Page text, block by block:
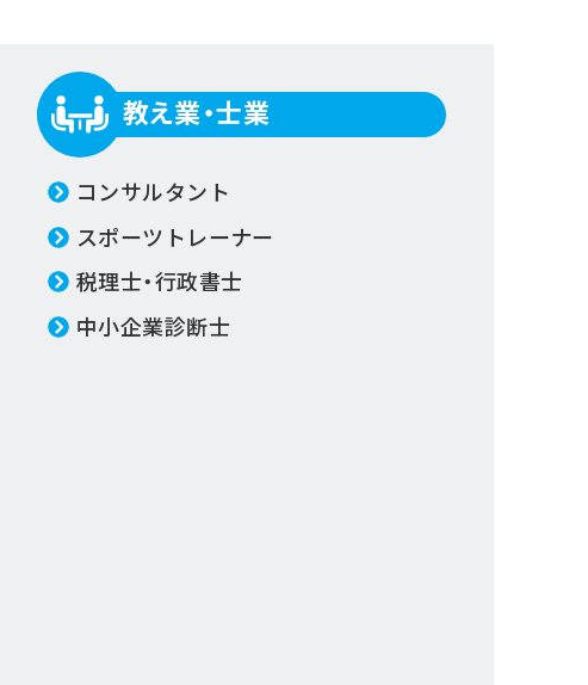
教え業・士業
コンサルタント
スポーツトレーナー
税理士・行政書士
中小企業診断士